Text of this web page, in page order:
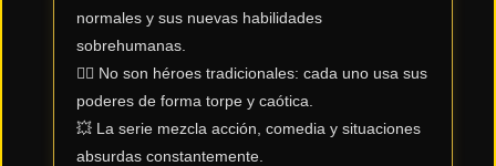
momento
normales y sus nuevas habilidades
sobrehumanas.
🦸‍♂️ No son héroes tradicionales: cada uno usa sus
poderes de forma torpe y caótica.
💥 La serie mezcla acción, comedia y situaciones
absurdas constantemente.